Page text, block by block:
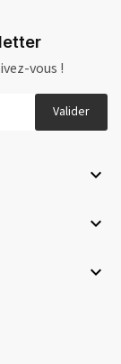
vous !
Valider


